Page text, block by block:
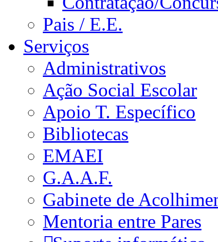
Pais / E.E.
Serviços
Administrativos
Ação Social Escolar
Apoio T. Específico
Bibliotecas
EMAEI
G.A.A.F.
Gabinete de
Mentoria entre Pares